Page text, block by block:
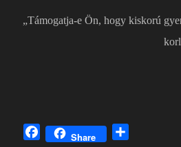
„Támogatja-e Ön, hogy kiskorú
F
Share